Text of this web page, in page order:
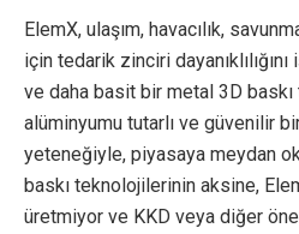
ElemX, ulaşım, havacılık,
için tedarik zinciri
ve daha basit bir metal 3D
alüminyumu tutarlı ve güvenilir
yeteneğiyle, piyasaya meydan
baskı teknolojilerinin aksine,
üretmiyor ve KKD veya diğer